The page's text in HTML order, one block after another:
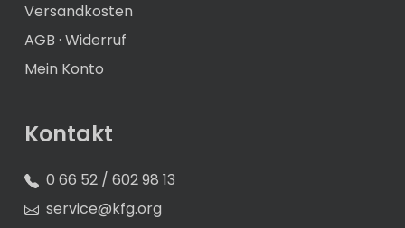
Versandkosten
AGB · Widerruf
Mein Konto
Kontakt
0 66 52 / 602 98 13
service@kfg.org